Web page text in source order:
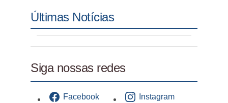
Últimas Notícias
Siga nossas redes
Facebook
Instagram